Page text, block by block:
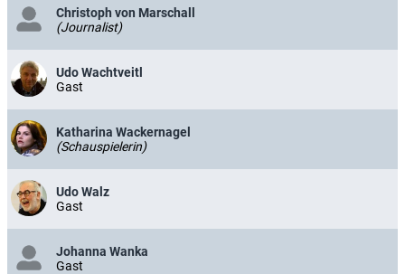
Christoph von Marschall
(Journalist)
Udo Wachtveitl
Gast
Katharina Wackernagel
(Schauspielerin)
Udo Walz
Gast
Johanna Wanka
Gast